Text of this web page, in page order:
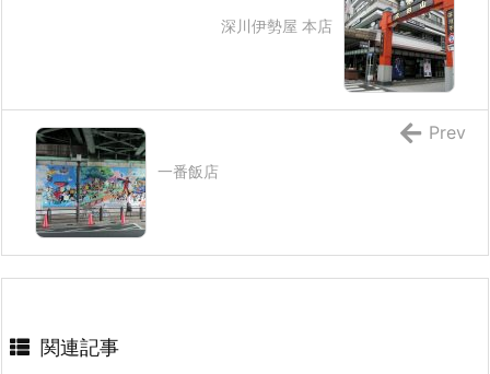
深川伊勢屋 本店
一番飯店
Prev
関連記事